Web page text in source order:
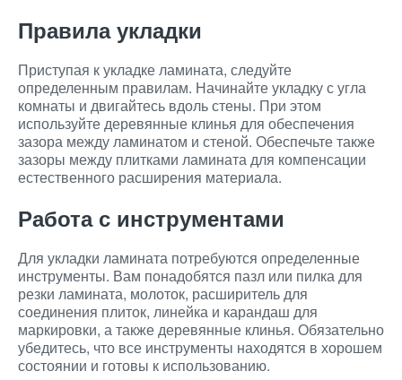
Правила укладки
Приступая к укладке ламината, следуйте
определенным правилам. Начинайте укладку с угла
комнаты и двигайтесь вдоль стены. При этом
используйте деревянные клинья для обеспечения
зазора между ламинатом и стеной. Обеспечьте также
зазоры между плитками ламината для компенсации
естественного расширения материала.
Работа с инструментами
Для укладки ламината потребуются определенные
инструменты. Вам понадобятся пазл или пилка для
резки ламината, молоток, расширитель для
соединения плиток, линейка и карандаш для
маркировки, а также деревянные клинья. Обязательно
убедитесь, что все инструменты находятся в хорошем
состоянии и готовы к использованию.